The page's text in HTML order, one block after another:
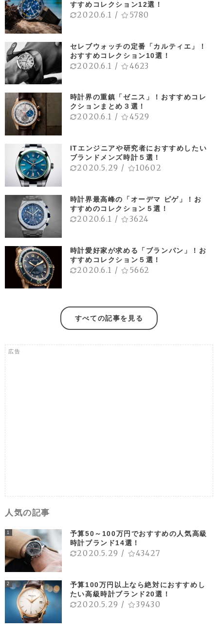
すすめコレクション12選！
2020.6.1 / 5780
セレブウォッチの定番「カルティエ」！
おすすめコレクション10選！
2020.6.1 / 4623
時計界の重鎮「ゼニス」！おすすめコレ
クションまとめ３選！
2020.6.1 / 4529
ITエンジニアや研究者におすすめしたい
ブランドメンズ時計５選！
2020.5.29 / 10602
時計界最高峰の「オーデマ ピゲ」！お
すすめのコレクション５選！
2020.6.1 / 3624
時計愛好家が求める「ブランパン」！お
すすめコレクション５選！
2020.6.1 / 5662
すべての記事を見る
広告
人気の記事
1
予算50～100万円でおすすめの人気高級
時計ブランド14選！
2020.5.29 / 43427
2
予算100万円以上なら絶対におすすめし
たい高級時計ブランド20選！
2020.5.29 / 39430